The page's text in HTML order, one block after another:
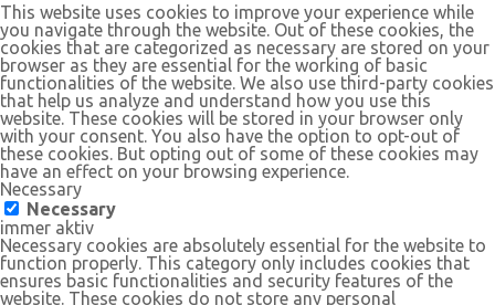
This website uses cookies to improve your experience while
you navigate through the website. Out of these cookies, the
cookies that are categorized as necessary are stored on your
browser as they are essential for the working of basic
functionalities of the website. We also use third-party cookies
that help us analyze and understand how you use this
website. These cookies will be stored in your browser only
with your consent. You also have the option to opt-out of
these cookies. But opting out of some of these cookies may
have an effect on your browsing experience.
Necessary
Necessary
immer aktiv
Necessary cookies are absolutely essential for the website to
function properly. This category only includes cookies that
ensures basic functionalities and security features of the
website. These cookies do not store any personal